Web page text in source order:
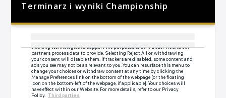
Terminarz i wyniki Championship